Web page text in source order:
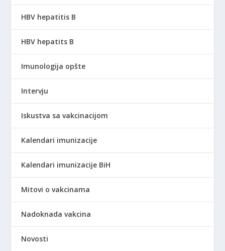
HBV hepatitis B
HBV hepatits B
Imunologija opšte
Intervju
Iskustva sa vakcinacijom
Kalendari imunizacije
Kalendari imunizacije BiH
Mitovi o vakcinama
Nadoknada vakcina
Novosti